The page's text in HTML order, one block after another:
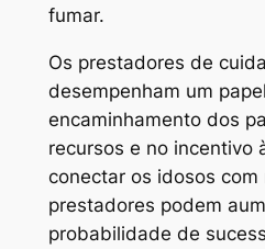
fumar.
Os prestadores de
desempenham um
encaminhamento dos
recursos e no incentivo
conectar os idosos
prestadores podem
probabilidade de